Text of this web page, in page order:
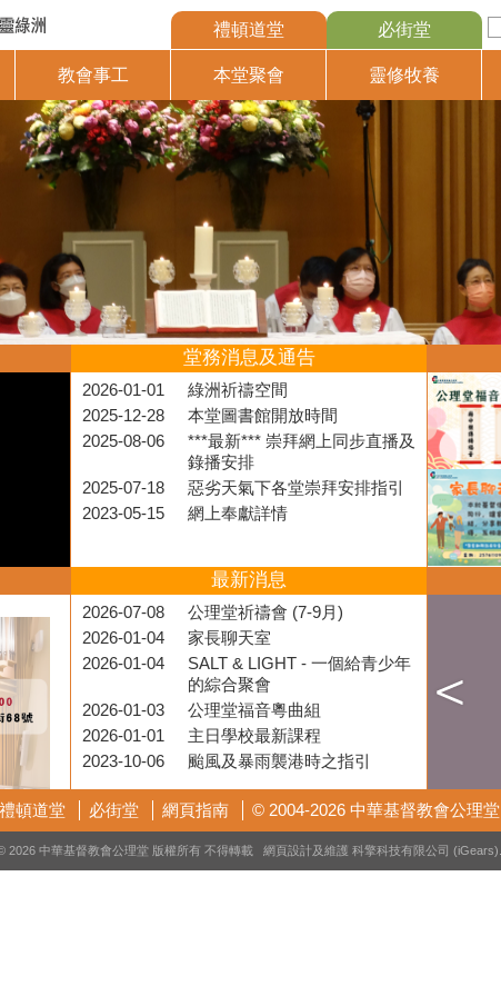
禮頓道堂 必街堂
教會事工 本堂聚會 靈修牧養
堂務消息及通告
2026-01-01
綠洲祈禱空間
2025-12-28
本堂圖書館開放時間
2025-08-06
***最新*** 崇拜網上同步直播及
錄播安排
2025-07-18
惡劣天氣下各堂崇拜安排指引
2023-05-15
網上奉獻詳情
最新消息
2026-07-08
公理堂祈禱會 (7-9月)
2026-01-04
家長聊天室
2026-01-04
SALT & LIGHT - 一個給青少年
的綜合聚會
2026-01-03
公理堂福音粵曲組
2026-01-01
主日學校最新課程
2023-10-06
颱風及暴雨襲港時之指引
頓道堂 必街堂 網頁指南 © 2004-2026 中華基督教會公理堂
2026 中華基督教會公理堂 版權所有 不得轉載 網頁設計及維護 科擎科技有限公司 (iGears)